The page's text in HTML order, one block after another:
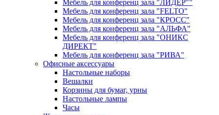
Мебель для конференц зала "ЛИДЕР""
Мебель для конференц зала "FELTO"
Мебель для конференц зала "КРОСС"
Мебель для конференц зала "АЛЬФА"
Мебель для конференц зала "ОНИКС
ДИРЕКТ"
Мебель для конференц зала "РИВА"
Офисные аксессуары
Настольные наборы
Вешалки
Корзины для бумаг, урны
Настольные лампы
Часы